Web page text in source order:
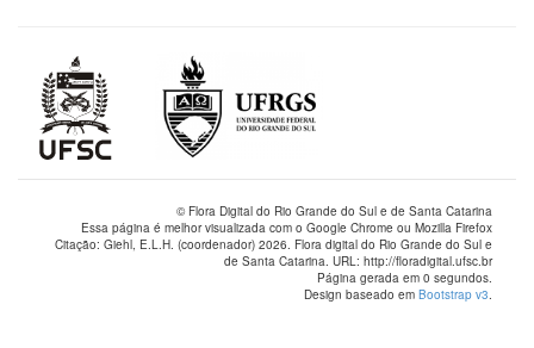
© Flora Digital do Rio Grande do Sul e de Santa Catarina
Essa página é melhor visualizada com o Google Chrome ou Mozilla Firefox
Citação: Giehl, E.L.H. (coordenador) 2026. Flora digital do Rio Grande do Sul e
de Santa Catarina. URL: http://floradigital.ufsc.br
Página gerada em 0 segundos.
Design baseado em Bootstrap v3